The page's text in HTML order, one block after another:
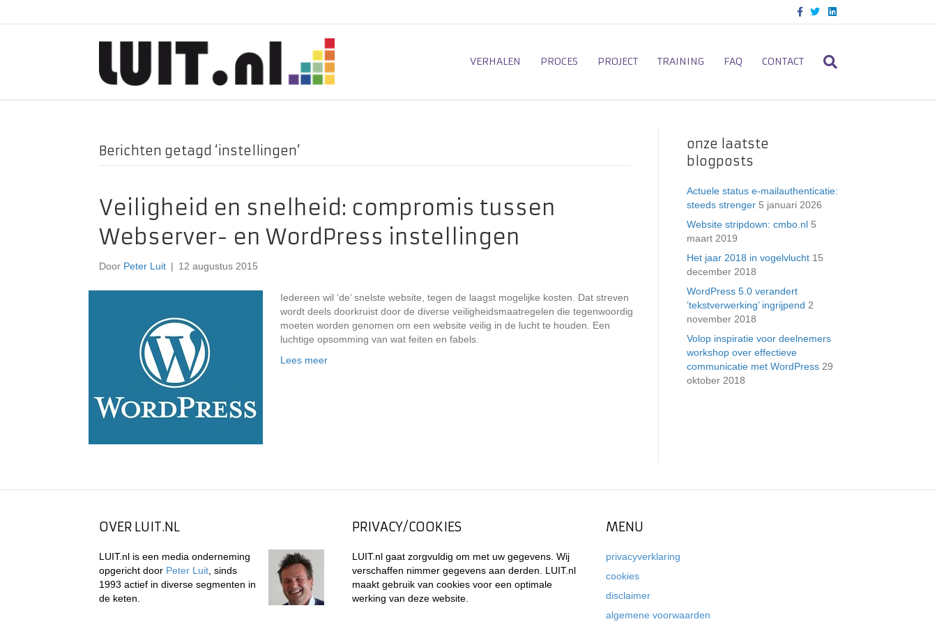
c
o
o
T
i
e
L
n
d
VERHALEN PROCES PROJECT TRAINING FAQ CONTACT
Berichten getagd ‘instellingen’
Veiligheid en snelheid: compromis tussen
Webserver- en WordPress instellingen
Door Peter Luit | 12 augustus 2015
Iedereen wil ‘de’ snelste website, tegen de laagst mogelijke kosten. Dat streven
wordt deels doorkruist door de diverse veiligheidsmaatregelen die tegenwoordig
moeten worden genomen om een website veilig in de lucht te houden. Een
luchtige opsomming van wat feiten en fabels.
Lees meer
onze laatste
blogposts
Actuele status e-mailauthenticatie:
steeds strenger 5 januari 2026
Website stripdown: cmbo.nl 5
maart 2019
Het jaar 2018 in vogelvlucht 15
december 2018
WordPress 5.0 verandert
’tekstverwerking’ ingrijpend 2
november 2018
Volop inspiratie voor deelnemers
workshop over effectieve
communicatie met WordPress 29
oktober 2018
OVER LUIT.NL
LUIT.nl is een media onderneming
opgericht door Peter Luit , sinds
1993 actief in diverse segmenten in
de keten.
PRIVACY/COOKIES
LUIT.nl gaat zorgvuldig om met uw gegevens. Wij
verschaffen nimmer gegevens aan derden. LUIT.nl
maakt gebruik van cookies voor een optimale
werking van deze website.
MENU
privacyverklaring
cookies
disclaimer
algemene voorwaarden